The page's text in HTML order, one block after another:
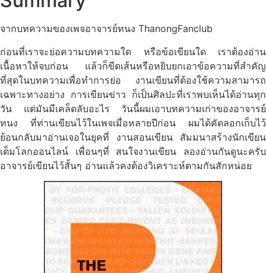
จากบทความของเพจอาจารย์ทนง ThanongFanclub
ก่อนที่เราจะย่อความบทความใด หรือข้อเขียนใด เราต้องอ่าน
เนื้อหาให้จบก่อน แล้วก็ขีดเส้นหรือหยิบยกเอาข้อความที่สำคัญ
ที่สุดในบทความเพื่อทำการย่อ งานเขียนที่ต้องใช้ความสามารถ
เฉพาะทางอย่าง การเขียนข่าว ก็เป็นศิลปะที่เราพบเห็นได้อ่านทุก
วัน แต่มันมีเคล็ดลับอะไร วันนี้ผมเอาบทความเก่าของอาจารย์
ทนง ที่ท่านเขียนไว้ในเพจเมื่อหลายปีก่อน ผมได้คัดลอกเก็บไว้
ย้อนกลับมาอ่านเจอในยุคที่ งานสอนเขียน สัมมนาสร้างนักเขียน
เต็มโลกออนไลน์ เพื่อนๆที่ สนใจงานเขียน ลองอ่านกันดูนะครับ
อาจารย์เขียนไว้สั้นๆ อ่านแล้วคงต้องวิเคราะห์ตามกันสักหน่อย